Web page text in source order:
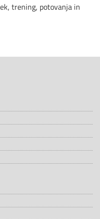
trening, potovanja in